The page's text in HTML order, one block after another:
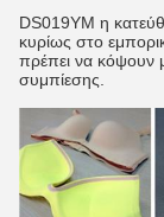
DS019YM η
κυρίως στο
πρέπει να κόψουν
συμπίεσης.